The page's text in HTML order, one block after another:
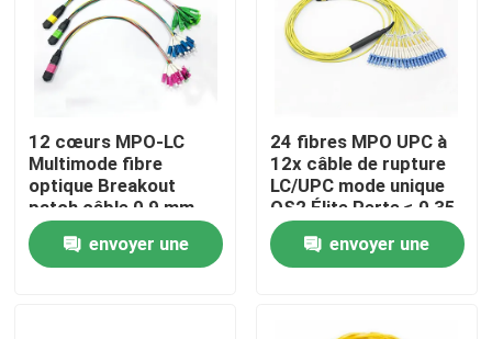
Maison
12 cœurs MPO-LC
Multimode fibre
optique Breakout
patch câble 0,9 mm
pour MPO cassettes
et boîtiers modulaires
envoyer une
24 fibres MPO UPC à
12x câble de rupture
LC/UPC mode unique
OS2 Élite Perte ≤ 0,35
dB Type B LSZH 3,0
mm
envoyer une